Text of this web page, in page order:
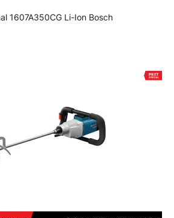
1607A350CG Li-Ion Bosch